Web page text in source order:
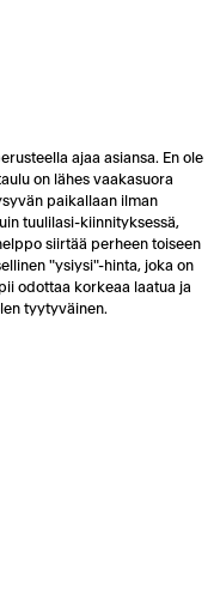
ajaa asiansa. En ole
on lähes vaakasuora
paikallaan ilman
tuulilasi-kiinnityksessä,
siirtää perheen toiseen
"ysiysi"-hinta, joka on
odottaa korkeaa laatua ja
tyytyväinen.